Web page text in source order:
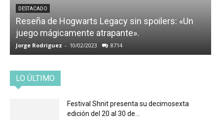
DESTACADO
Reseña de Hogwarts Legacy sin spoilers: «Un
juego mágicamente atrapante».
Jorge Rodriguez - 10/02/2023 8714
LO ÚLTIMO
Festival Shnit presenta su decimosexta
edición del 20 al 30 de...